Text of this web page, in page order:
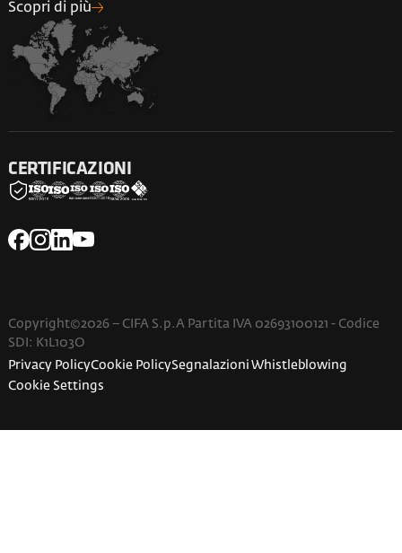
Scopri di più
CERTIFICAZIONI
Copyright©2026 – CIFA S.p.A Partita IVA 02693100121 - Codice
SDI: K1L103O
Privacy PolicyCookie PolicySegnalazioni Whistleblowing
Cookie Settings